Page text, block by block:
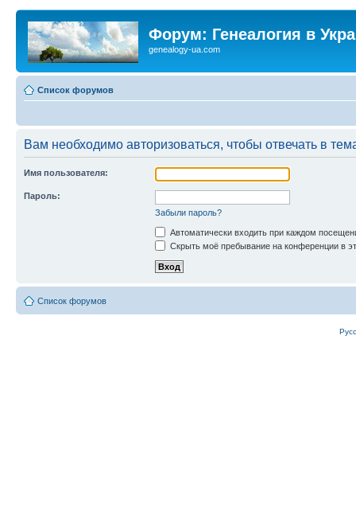
Форум: Генеалогия в
genealogy-ua.com
Список форумов
Вам необходимо авторизоваться, чтобы отвечать в
Имя пользователя:
Пароль:
Забыли пароль?
Автоматически входить при каждом
Скрыть моё пребывание на конференции в
Список форумов